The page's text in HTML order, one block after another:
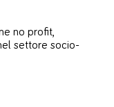
no profit,
settore socio-